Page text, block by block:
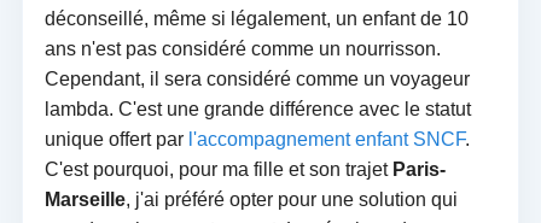
déconseillé, même si légalement, un enfant de 10
ans n'est pas considéré comme un nourrisson.
Cependant, il sera considéré comme un voyageur
lambda. C'est une grande différence avec le statut
unique offert par l'accompagnement enfant SNCF.
C'est pourquoi, pour ma fille et son trajet Paris-
Marseille, j'ai préféré opter pour une solution qui